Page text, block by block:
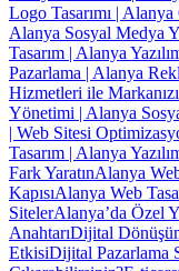
Logo Tasarımı |
Alanya Sosyal Medya
Tasarım | Alanya
Pazarlama | Alanya
Hizmetleri ile
Yönetimi | Alanya
| Web Sitesi
Tasarım | Alanya
Fark YaratınAlanya
KapısıAlanya Web
SitelerAlanya’da Özel
AnahtarıDijital
EtkisiDijital Pazarlama